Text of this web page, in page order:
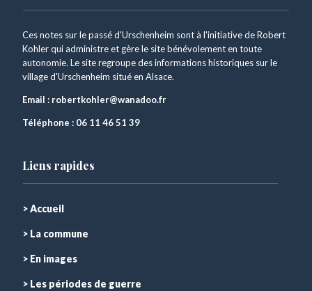
Ces notes sur le passé d'Urschenheim sont à l'initiative de Robert
Kohler qui administre et gère le site bénévolement en toute
autonomie. Le site regroupe des informations historiques sur le
village d'Urschenheim situé en Alsace.
Email : robertkohler@wanadoo.fr
Téléphone : 06 11 46 51 39
Liens rapides
> Accueil
> La commune
> En images
> Les périodes de guerre